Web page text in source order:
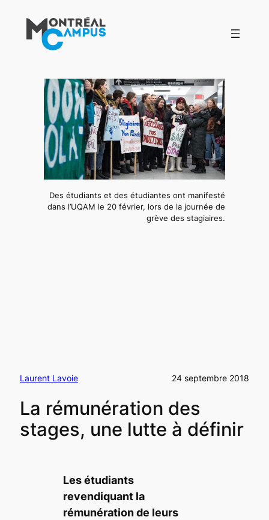
contenu
Des étudiants et des étudiantes ont manifesté
dans l’UQAM le 20 février, lors de la journée de
grève des stagiaires.
Laurent Lavoie 24 septembre 2018
La rémunération des
stages, une lutte à définir
Les étudiants
revendiquant la
rémunération de leurs